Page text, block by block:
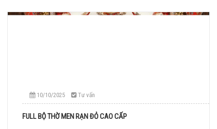
10/10/2025 Tư vấn
FULL BỘ THỜ MEN RẠN ĐỎ CAO CẤP